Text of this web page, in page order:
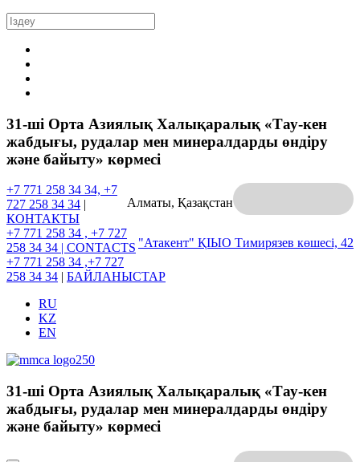
31-шi Орта Азиялық Халықаралық «Тау-кен
жабдығы, рудалар мен минералдарды өндіру
және байыту» көрмесі
Алматы, Қазақстан
"Атакент" ҚІЫО Тимирязев көшесі, 42
+7 771 258 34 34, +7
727 258 34 34 |
КОНТАКТЫ
+7 771 258 34 , +7 727
258 34 34 | CONTACTS
+7 771 258 34 ,+7 727
258 34 34 | БАЙЛАНЫСТАР
RU
KZ
EN
31-шi Орта Азиялық Халықаралық «Тау-кен
жабдығы, рудалар мен минералдарды өндіру
және байыту» көрмесі